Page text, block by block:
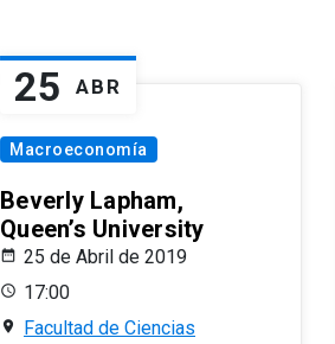
25 ABR
Macroeconomía
Beverly Lapham,
Queen’s University
25 de Abril de 2019
17:00
Facultad de Ciencias